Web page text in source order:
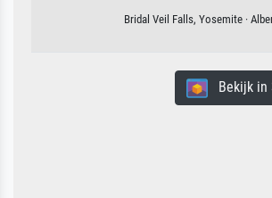
Bridal Veil Falls, Yosemite ·
Bekijk in